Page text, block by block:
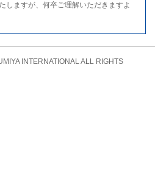
しますが、何卒ご理解いただきますよ